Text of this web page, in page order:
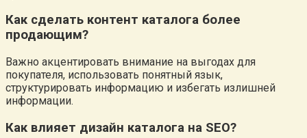
Как сделать контент каталога более
продающим?
Важно акцентировать внимание на выгодах для
покупателя, использовать понятный язык,
структурировать информацию и избегать излишней
информации.
Как влияет дизайн каталога на SEO?